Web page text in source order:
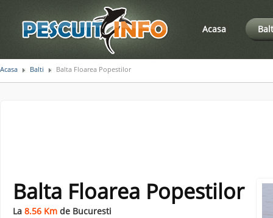
Acasa
Acasa Balti Balta Floarea Popestilor
Balta Floarea Popestilor
La 8.56 Km de Bucuresti